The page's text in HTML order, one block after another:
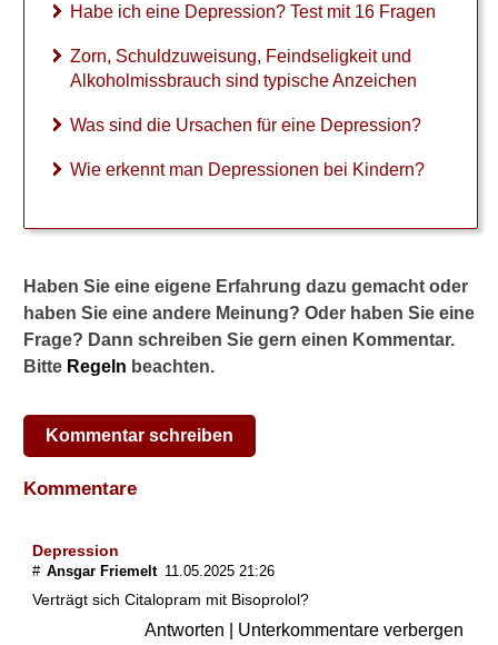
Habe ich eine Depression? Test mit 16 Fragen
Zorn, Schuldzuweisung, Feindseligkeit und
Alkoholmissbrauch sind typische Anzeichen
Was sind die Ursachen für eine Depression?
Wie erkennt man Depressionen bei Kindern?
Haben Sie eine eigene Erfahrung dazu gemacht oder
haben Sie eine andere Meinung? Oder haben Sie eine
Frage? Dann schreiben Sie gern einen Kommentar.
Bitte Regeln beachten.
Kommentar schreiben
Kommentare
Depression
# Ansgar Friemelt 11.05.2025 21:26
Verträgt sich Citalopram mit Bisoprolol?
Antworten Unterkommentare verbergen